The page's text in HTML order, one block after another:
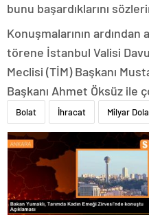
bunu başardıklarını
Konuşmalarının ardından
törene İstanbul Valisi
Meclisi (TİM) Başkanı
Başkanı Ahmet Öksüz ile
Bolat İhracat Milyar